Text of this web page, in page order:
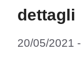
dettagli
20/05/2021